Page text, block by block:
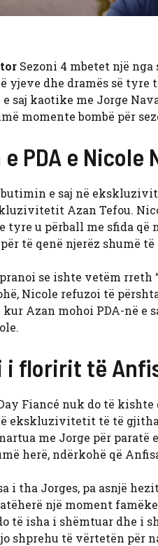
Sezoni 4 mbetet një
yjeve dhe dramës së
e saj kaotike me Jorge
momente bombë për
PDA e Nicole
e saj në
Azan Tefou.
tyre u përball me sfida
të qenë njerëz shumë të
se ishte vetëm
Nicole refuzoi të
Azan mohoi PDA-në
i floririt të
Fiancé nuk do të
ekskluzivitetit të të gjitha
me Jorge për paratë
herë, ndërkohë që
i tha Jorges, pa asnjë
atëherë një moment
të isha i shëmtuar dhe i
shprehu të vërtetën për